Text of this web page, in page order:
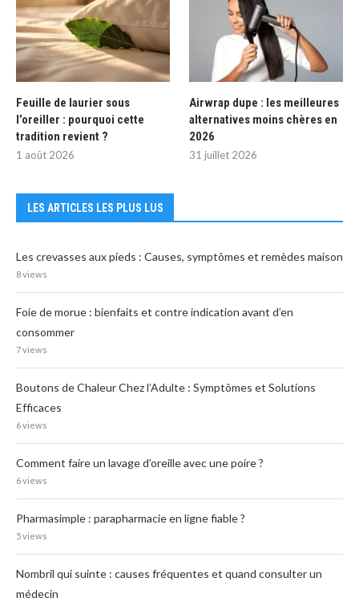
Feuille de laurier sous
l’oreiller : pourquoi cette
tradition revient ?
1 août 2026
Airwrap dupe : les meilleures
alternatives moins chères en
2026
31 juillet 2026
LES ARTICLES LES PLUS LUS
Les crevasses aux pieds : Causes, symptômes et remèdes maison
8 views
Foie de morue : bienfaits et contre indication avant d’en
consommer
7 views
Boutons de Chaleur Chez l’Adulte : Symptômes et Solutions
Efficaces
6 views
Comment faire un lavage d’oreille avec une poire ?
6 views
Pharmasimple : parapharmacie en ligne fiable ?
5 views
Nombril qui suinte : causes fréquentes et quand consulter un
médecin